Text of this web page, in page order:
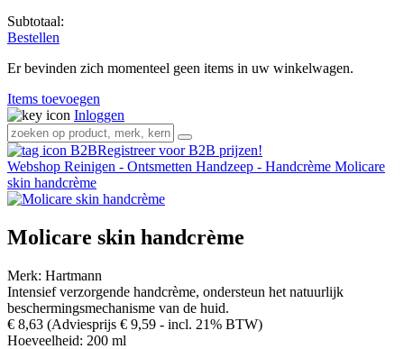
Subtotaal:
Bestellen
Er bevinden zich momenteel geen items in uw winkelwagen.
Items toevoegen
Inloggen
Registreer voor B2B prijzen!
Webshop Reinigen - Ontsmetten Handzeep - Handcrème Molicare
skin handcrème
Molicare skin handcrème
Merk: Hartmann
Intensief verzorgende handcrème, ondersteun het natuurlijk
beschermingsmechanisme van de huid.
€ 8,63 (Adviesprijs € 9,59 - incl. 21% BTW)
Hoeveelheid: 200 ml